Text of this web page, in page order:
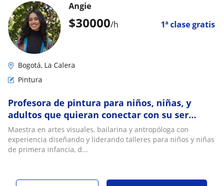
$30000/h 1ª clase gratis
Angie
Bogotá, La Calera
Pintura
Profesora de pintura para niños, niñas, y
adultos que quieran conectar con su ser
creativo
Maestra en artes visuales, bailarina y antropóloga con
experiencia diseñando y liderando talleres para niños y niñas
de primera infancia, d...